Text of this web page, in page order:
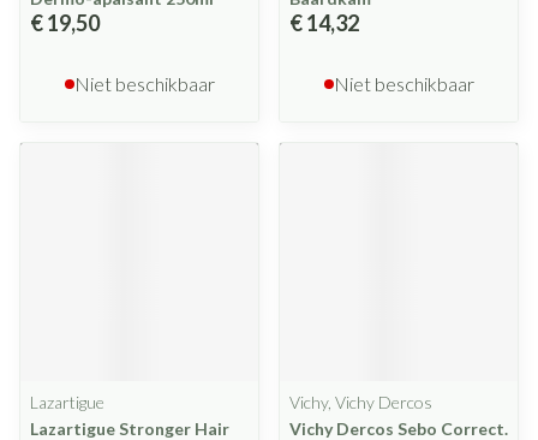
€ 19,50
Niet beschikbaar
€ 14,32
Niet beschikbaar
Lazartigue
Lazartigue Stronger Hair
Vichy, Vichy Dercos
Vichy Dercos Sebo Correct.